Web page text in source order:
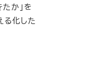
か」を
る化した